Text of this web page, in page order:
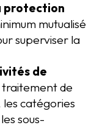
protection
mutualisé
superviser la
de
de
catégories
sous-